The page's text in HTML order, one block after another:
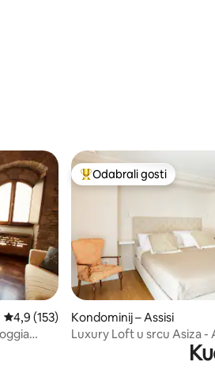
„Odabrali gosti”
Prosječna ocjena: 4,9/5, recenzija: 153
4,9 (153)
Među najviše
Odabrali gosti
Kondominij – Assisi
Luxury Loft u srcu Asiza -